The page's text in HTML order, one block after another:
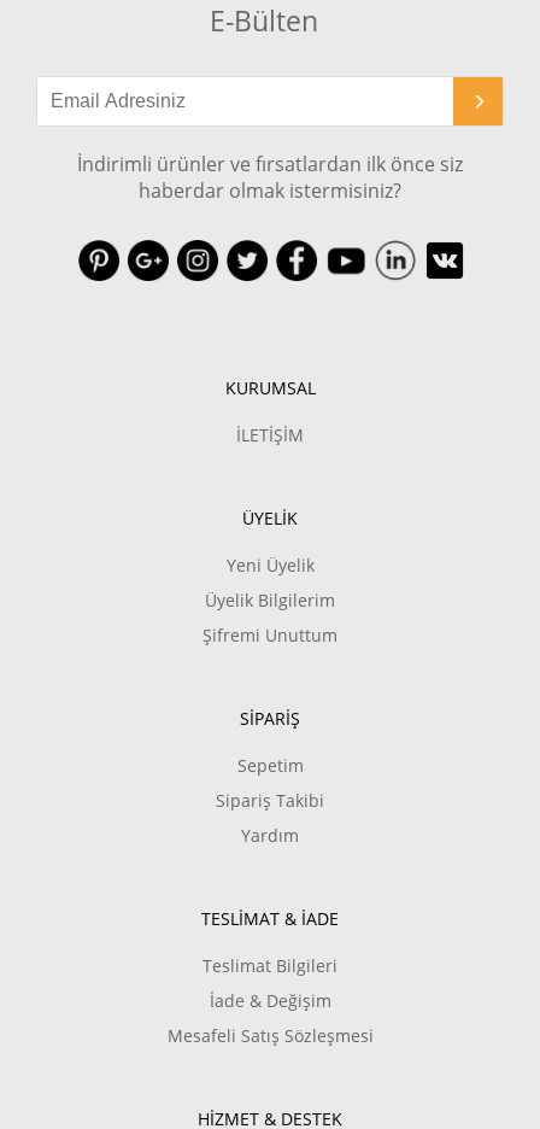
E-Bülten
İndirimli ürünler ve fırsatlardan ilk önce siz
haberdar olmak istermisiniz?
KURUMSAL
İLETİŞİM
ÜYELİK
Yeni Üyelik
Üyelik Bilgilerim
Şifremi Unuttum
SİPARİŞ
Sepetim
Sipariş Takibi
Yardım
TESLİMAT & İADE
Teslimat Bilgileri
İade & Değişim
Mesafeli Satış Sözleşmesi
HİZMET & DESTEK